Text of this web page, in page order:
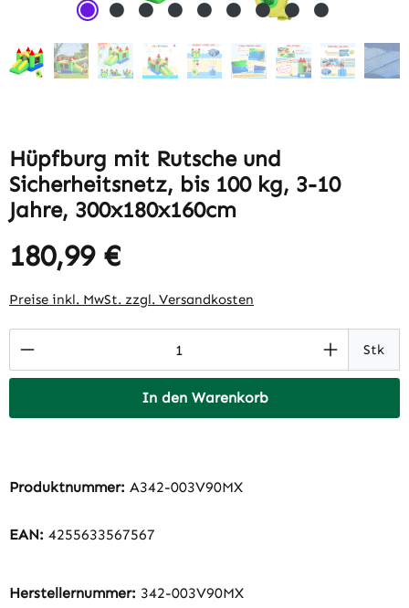
Hüpfburg mit Rutsche und
Sicherheitsnetz, bis 100 kg, 3-10
Jahre, 300x180x160cm
Regulärer Preis:
180,99 €
Preise inkl. MwSt. zzgl. Versandkosten
Produkt Anzahl: Gib den gewünschtenStk
In den Warenkorb
Produktnummer: A342-003V90MX
EAN: 4255633567567
Herstellernummer: 342-003V90MX